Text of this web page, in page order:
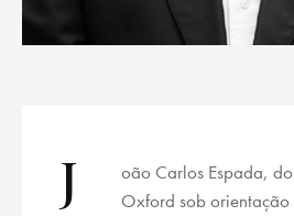
J
oão Carlos Espada,
Oxford sob orientação